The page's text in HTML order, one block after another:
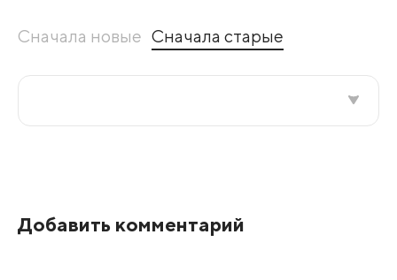
Сначала новые Сначала старые
Добавить комментарий